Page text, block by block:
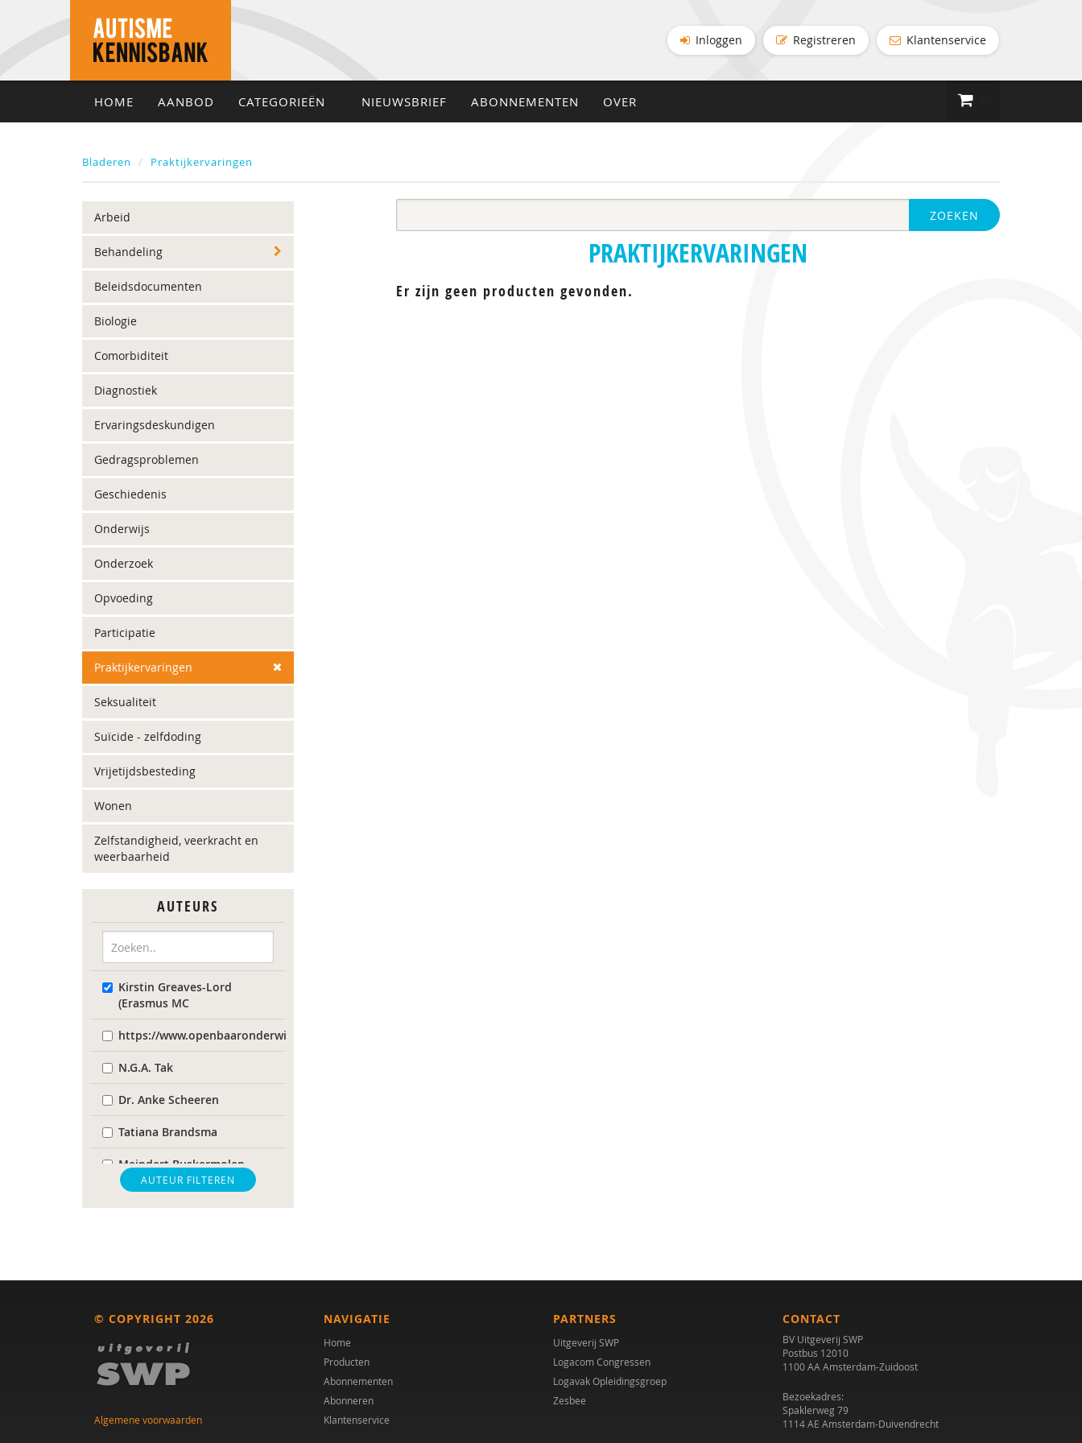
Inloggen Registreren Klantenservice
HOME AANBOD CATEGORIEËN NIEUWSBRIEF ABONNEMENTEN OVER
Bladeren Praktijkervaringen
Arbeid
Behandeling
Beleidsdocumenten
Biologie
Comorbiditeit
Diagnostiek
Ervaringsdeskundigen
Gedragsproblemen
Geschiedenis
Onderwijs
Onderzoek
Opvoeding
Participatie
Praktijkervaringen
Seksualiteit
Suïcide - zelfdoding
Vrijetijdsbesteding
Wonen
Zelfstandigheid, veerkracht en
weerbaarheid
AUTEURS
Kirstin Greaves-Lord
(Erasmus MC
https://www.openbaaronderwijs.nu/
N.G.A. Tak
Dr. Anke Scheeren
Tatiana Brandsma
Meindert Buskermolen
Martine F. Delfos
Hilde M. Geurts
Gerard Nijhof
Annemie Ploeger
Anke Scheeren
AUTEUR FILTEREN
ZOEKEN
PRAKTIJKERVARINGEN
Er zijn geen producten gevonden.
© COPYRIGHT 2026
Algemene voorwaarden
NAVIGATIE
Home
Producten
Abonnementen
Abonneren
Klantenservice
PARTNERS
Uitgeverij SWP
Logacom Congressen
Logavak Opleidingsgroep
Zesbee
CONTACT
BV Uitgeverij SWP
Postbus 12010
1100 AA Amsterdam-Zuidoost
Bezoekadres:
Spaklerweg 79
1114 AE Amsterdam-Duivendrecht